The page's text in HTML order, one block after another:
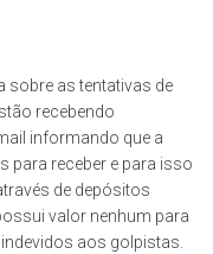
sobre as tentativas de
recebendo
informando que a
para receber e para isso
de depósitos
valor nenhum para
aos golpistas.